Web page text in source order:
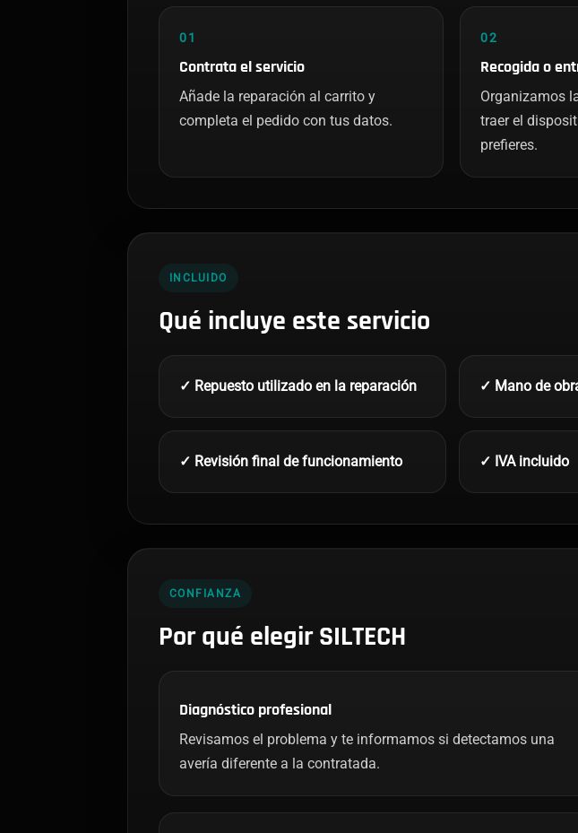
01
Contrata el servicio
Añade la reparación al carrito y
completa el pedido con tus datos.
02
Recogida o
Organizamos
traer el
prefieres.
INCLUIDO
Qué incluye este servicio
✓ Repuesto utilizado en la reparación ✓ Mano de
✓ Revisión final de funcionamiento ✓ IVA incluido
CONFIANZA
Por qué elegir SILTECH
Diagnóstico profesional
Revisamos el problema y te informamos si detectamos una
avería diferente a la contratada.